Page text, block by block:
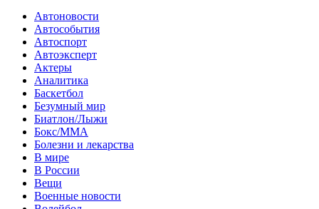
Автоновости
Автособытия
Автоспорт
Автоэксперт
Актеры
Аналитика
Баскетбол
Безумный мир
Биатлон/Лыжи
Бокс/MMA
Болезни и лекарства
В мире
В России
Вещи
Военные новости